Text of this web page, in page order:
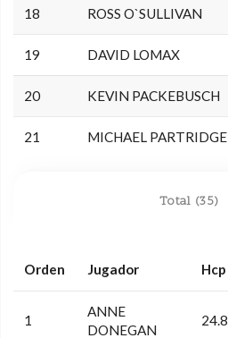
18 ROSS O`SULLIVAN
19 DAVID LOMAX
20 KEVIN PACKEBUSCH
21 MICHAEL PARTRIDGE
Total (35)
Orden Jugador Hcp
1
ANNE
DONEGAN
24.8